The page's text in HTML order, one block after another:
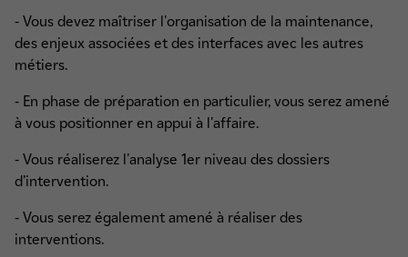
- Vous devez maîtriser l'organisation de la maintenance,
des enjeux associées et des interfaces avec les autres
métiers.
- En phase de préparation en particulier, vous serez amené
à vous positionner en appui à l'affaire.
- Vous réaliserez l'analyse 1er niveau des dossiers
d’intervention.
- Vous serez également amené à réaliser des
interventions.